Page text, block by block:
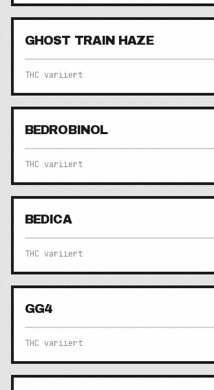
GHOST TRAIN HAZE
THC variiert
BEDROBINOL
THC variiert
BEDICA
THC variiert
GG4
THC variiert